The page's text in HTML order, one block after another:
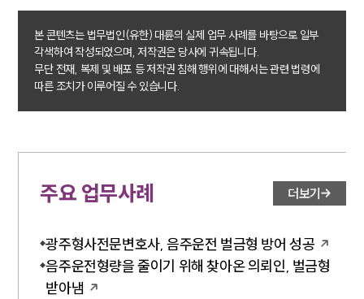
언론보도
공지사항
법률 블로그
법률서식
뉴스레터/브로슈어
세미나
대륜법률상담예약
본 콘텐츠는 법무법인(유한) 대륜의 실제 업무 사례를 바탕으로 일부
각색하여 작성되었으며, 저작권은 당사에 귀속됩니다.
무단 전재, 복제 및 배포 등 저작권 침해 행위에 대해서는 관련 법령에
따른 조치가 이루어질 수 있습니다.
주요 업무사례 더보기
광주형사전문변호사, 음주운전 벌금형 방어 성공
음주운전형량을 줄이기 위해 찾아온 의뢰인, 벌금형
받아냄